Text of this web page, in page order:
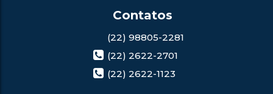
(22) 98805-2281
(22) 2622-2701
(22) 2622-1123